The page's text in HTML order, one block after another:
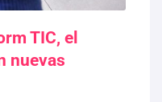
TIC, el
nuevas